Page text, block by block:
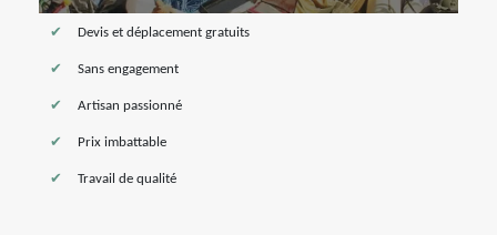
Devis et déplacement gratuits
Sans engagement
Artisan passionné
Prix imbattable
Travail de qualité